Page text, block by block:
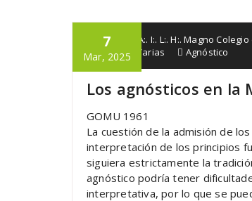
7
Mar, 2025
G:. Lo:. R:. A:. I:. L:. H:. Magno
Masonería
Varias Agnóstico
Los agnósticos en la
GOMU 1961
La cuestión de la admisión de
interpretación de los principios
siguiera estrictamente la
agnóstico podría tener
interpretativa, por lo que se